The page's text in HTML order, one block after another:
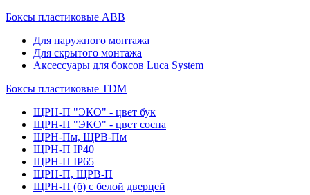
Боксы пластиковые ABB
Для наружного монтажа
Для скрытого монтажа
Аксессуары для боксов Luca System
Боксы пластиковые TDM
ЩРН-П "ЭКО" - цвет бук
ЩРН-П "ЭКО" - цвет сосна
ЩРН-Пм, ЩРВ-Пм
ЩРН-П IP40
ЩРН-П IP65
ЩРН-П, ЩРВ-П
ЩРН-П (б) с белой дверцей